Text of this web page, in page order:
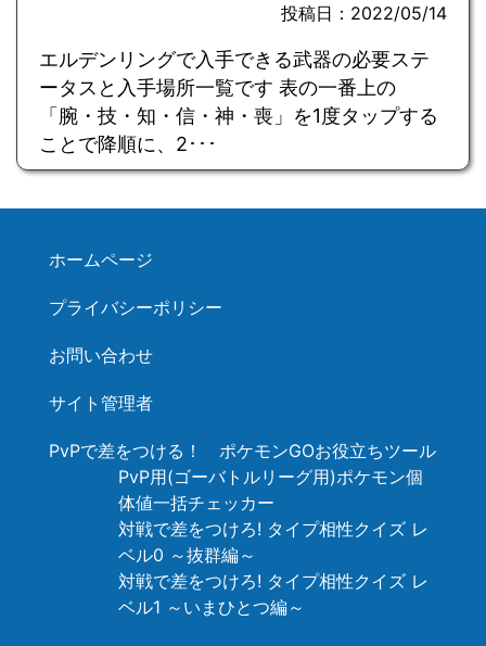
投稿日：2022/05/14
エルデンリングで入手できる武器の必要ステ
ータスと入手場所一覧です 表の一番上の
「腕・技・知・信・神・喪」を1度タップする
ことで降順に、2･･･
ホームページ
プライバシーポリシー
お問い合わせ
サイト管理者
PvPで差をつける！ ポケモンGOお役立ちツール
PvP用(ゴーバトルリーグ用)ポケモン個
体値一括チェッカー
対戦で差をつけろ! タイプ相性クイズ レ
ベル0 ～抜群編～
対戦で差をつけろ! タイプ相性クイズ レ
ベル1 ～いまひとつ編～